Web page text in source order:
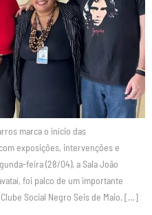
marca o início das
exposições, intervenções e
feira (28/04), a Sala João
foi palco de um importante
Social Negro Seis de Maio, […]